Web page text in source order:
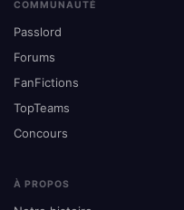
COMMUNAUTÉ
Passlord
Forums
FanFictions
TopTeams
Concours
À PROPOS